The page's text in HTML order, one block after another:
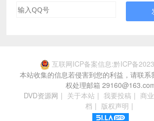
互联网ICP备案信息:黔ICP备
本站收集的信息若侵害到您的利益，请联系
权处理邮箱
DVD资源网 | 关于本站 | 我要投稿 | 商
档 | 版权声明 |